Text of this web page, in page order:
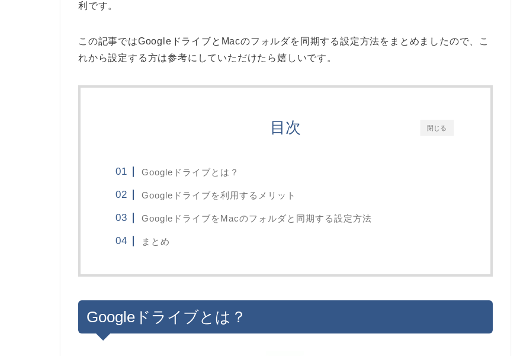
利です。
この記事ではGoogleドライブとMacのフォルダを同期する設定方法をまとめましたので、こ
れから設定する方は参考にしていただけたら嬉しいです。
閉じる
目次
Googleドライブとは？
Googleドライブを利用するメリット
GoogleドライブをMacのフォルダと同期する設定方法
まとめ
Googleドライブとは？